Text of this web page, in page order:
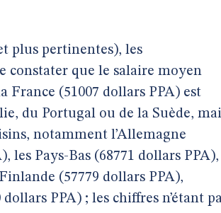
plus pertinentes), les
constater que le salaire moyen
France (51007 dollars PPA) est
du Portugal ou de la Suède,
notamment l’Allemagne
les Pays-Bas (68771 dollars PPA),
(57779 dollars PPA),
PPA) ; les chiffres n’étant